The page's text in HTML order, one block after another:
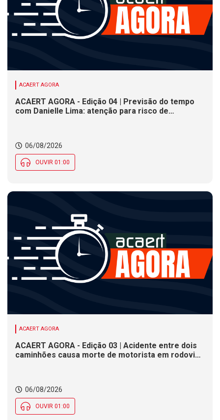
ACAERT AGORA
ACAERT AGORA - Edição 04 | Previsão do tempo
com Danielle Lima: atenção para risco de
06/08/2026
OUVIR 01:00
ACAERT AGORA
ACAERT AGORA - Edição 03 | Acidente entre dois
caminhões causa morte de motorista em rodovia
quinta (6) em SC
06/08/2026
OUVIR 01:00